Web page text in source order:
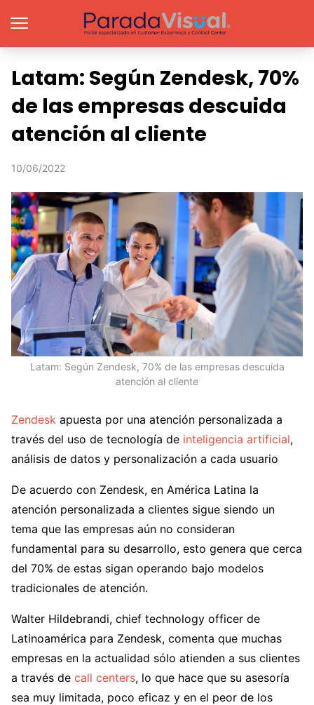
Latam: Según Zendesk, 70%
de las empresas descuida
atención al cliente
10/06/2022
Latam: Según Zendesk, 70% de las empresas descuida
atención al cliente
Zendesk apuesta por una atención personalizada a
través del uso de tecnología de inteligencia artificial,
análisis de datos y personalización a cada usuario
De acuerdo con Zendesk, en América Latina la
atención personalizada a clientes sigue siendo un
tema que las empresas aún no consideran
fundamental para su desarrollo, esto genera que cerca
del 70% de estas sigan operando bajo modelos
tradicionales de atención.
Walter Hildebrandi, chief technology officer de
Latinoamérica para Zendesk, comenta que muchas
empresas en la actualidad sólo atienden a sus clientes
a través de call centers, lo que hace que su asesoría
sea muy limitada, poco eficaz y en el peor de los